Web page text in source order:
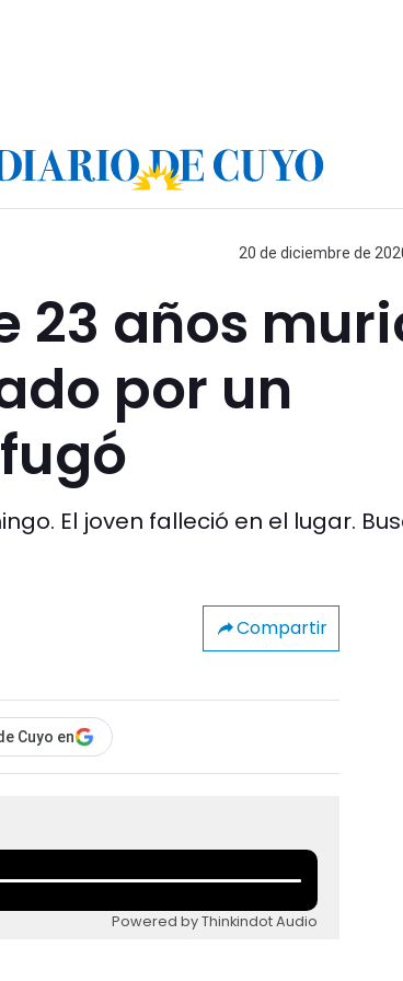
20 de diciembre de
23 años
por un
El joven falleció en el lugar.
Compartir
Cuyo en
Powered by Thinkindot Audio